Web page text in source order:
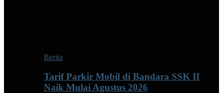
Berita
Tarif Parkir Mobil di Bandara SSK II
Naik Mulai Agustus 2026